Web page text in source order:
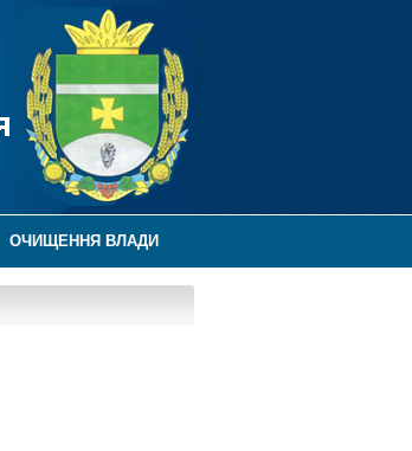
ОЧИЩЕННЯ ВЛАДИ